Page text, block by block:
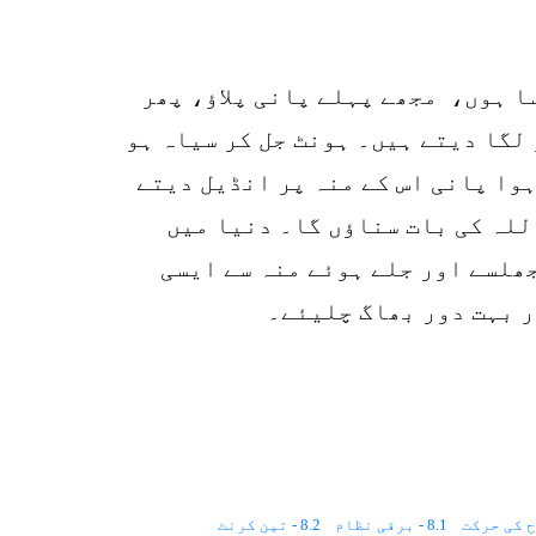
ہوں، مجھے پہلے پانی پلاؤ، پھر
لگا دیتے ہیں۔ ہونٹ جل کر سیاہ ہو
پانی اس کے منہ پر انڈیل دیتے
کی بات سناؤں گا۔ دنیا میں
اور جلے ہوئے منہ سے ایسی
بہت دور بھاگ چلیئے۔
8.1 - برقی نظام 8.2 - تین کرنٹ